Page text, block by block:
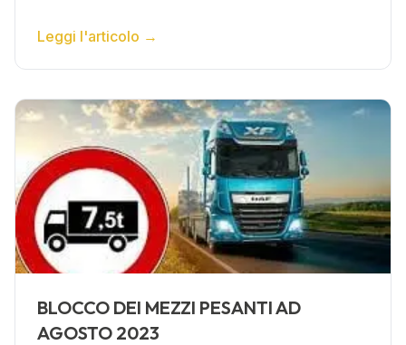
Leggi l'articolo →
BLOCCO DEI MEZZI PESANTI AD
AGOSTO 2023